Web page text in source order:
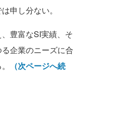
申し分ない。
豊富なSI実績、そ
企業のニーズに合
（次ページへ続